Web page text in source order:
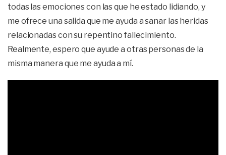
todas las emociones con las que he estado lidiando, y
me ofrece una salida que me ayuda a sanar las heridas
relacionadas con su repentino fallecimiento.
Realmente, espero que ayude a otras personas de la
misma manera que me ayuda a mí.